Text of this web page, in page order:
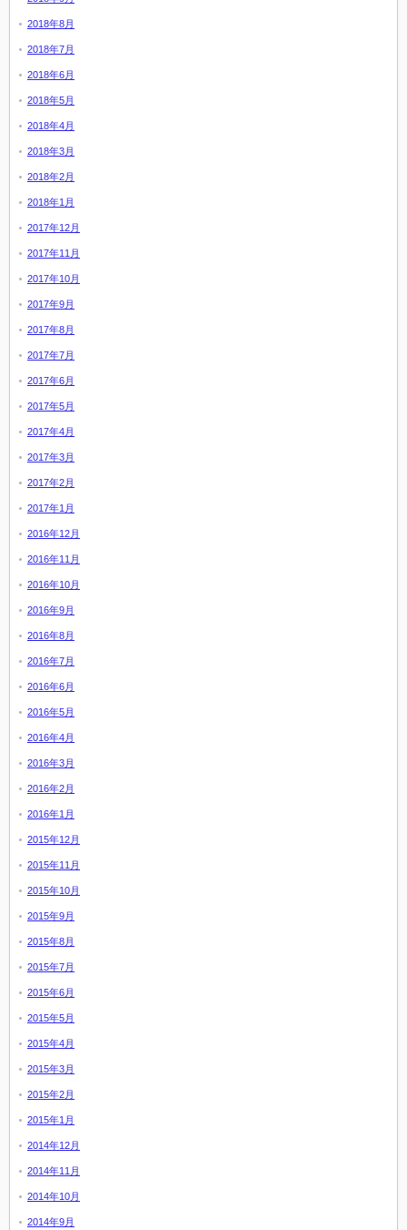
2018年8月
2018年7月
2018年6月
2018年5月
2018年4月
2018年3月
2018年2月
2018年1月
2017年12月
2017年11月
2017年10月
2017年9月
2017年8月
2017年7月
2017年6月
2017年5月
2017年4月
2017年3月
2017年2月
2017年1月
2016年12月
2016年11月
2016年10月
2016年9月
2016年8月
2016年7月
2016年6月
2016年5月
2016年4月
2016年3月
2016年2月
2016年1月
2015年12月
2015年11月
2015年10月
2015年9月
2015年8月
2015年7月
2015年6月
2015年5月
2015年4月
2015年3月
2015年2月
2015年1月
2014年12月
2014年11月
2014年10月
2014年9月